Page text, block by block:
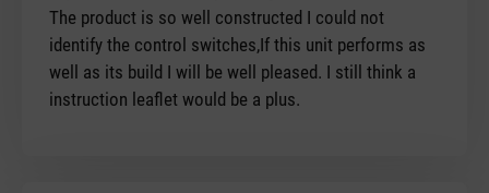
The product is so well constructed I could not
identify the control switches,If this unit performs as
well as its build I will be well pleased. I still think a
instruction leaflet would be a plus.